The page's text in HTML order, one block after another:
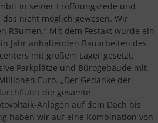
in seiner Eröffnungsrede und
nicht möglich gewesen. Wir
Mit dem Festakt wurde ein
Jahr anhaltenden Bauarbeiten des
mit großem Lager gesetzt.
Parkplätze und Bürogebäude mit
Euro. „Der Gedanke der
die gesamte
Anlagen auf dem Dach bis
haben wir auf eine Kombination von